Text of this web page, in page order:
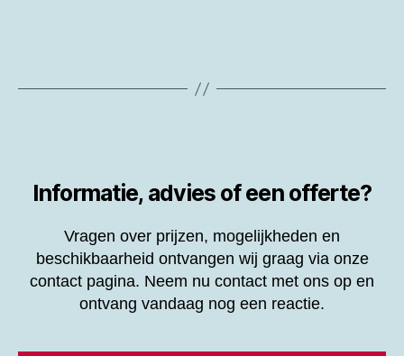
Informatie, advies of een offerte?
Vragen over prijzen, mogelijkheden en
beschikbaarheid ontvangen wij graag via onze
contact pagina. Neem nu contact met ons op en
ontvang vandaag nog een reactie.